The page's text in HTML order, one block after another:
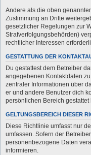
Andere als die oben
Zustimmung an Dritte
gesetzlicher Regelungen zur
Strafverfolgungsbehörden)
rechtlicher Interessen
GESTATTUNG DER
Du gestattest dem Betreiber
angegebenen Kontaktdaten
zentraler Informationen über
er und andere Benutzer dich
persönlichen Bereich gestattet
GELTUNGSBEREICH DIESER
Diese Richtlinie umfasst nur
umfassen. Sofern der
personenbezogene Daten
informieren.